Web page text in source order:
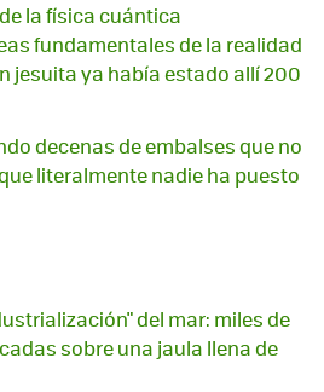
la física cuántica
fundamentales de la realidad
jesuita ya había estado allí 200
decenas de embalses que no
literalmente nadie ha puesto
del mar: miles de
sobre una jaula llena de